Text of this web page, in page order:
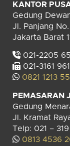
KANTOR
Gedung
Jl. Panjang
Jakarta Barat
021-2205
021-3161 961
0821 1213
PEMASARAN
Gedung
Jl. Kramat
Telp: 021 –
0813 4536